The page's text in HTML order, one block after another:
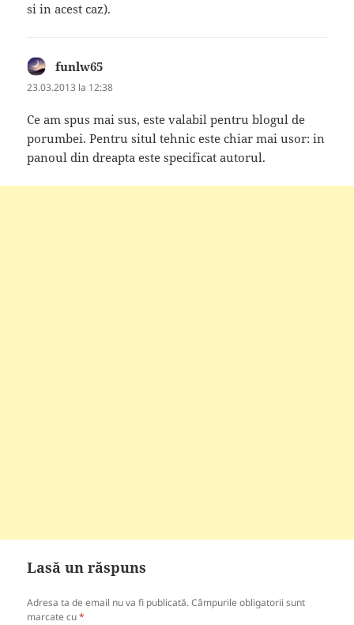
si in acest caz).
funlw65
23.03.2013 la 12:38
Ce am spus mai sus, este valabil pentru blogul de
porumbei. Pentru situl tehnic este chiar mai usor: in
panoul din dreapta este specificat autorul.
Lasă un răspuns
Adresa ta de email nu va fi publicată. Câmpurile obligatorii sunt
marcate cu*